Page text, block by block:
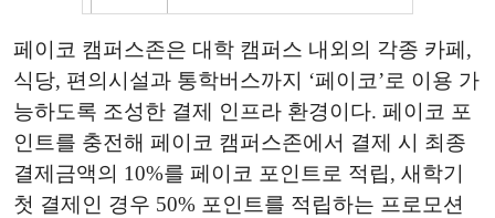
페이코 캠퍼스존은 대학 캠퍼스 내외의 각종 카페,
식당, 편의시설과 통학버스까지 ‘페이코’로 이용 가
능하도록 조성한 결제 인프라 환경이다. 페이코 포
인트를 충전해 페이코 캠퍼스존에서 결제 시 최종
결제금액의 10%를 페이코 포인트로 적립, 새학기
첫 결제인 경우 50% 포인트를 적립하는 프로모션